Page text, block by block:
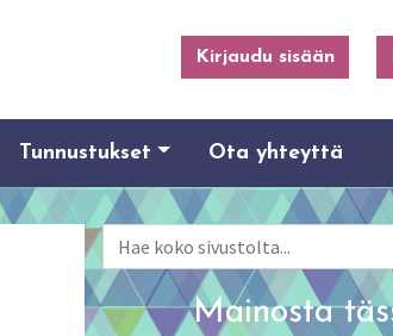
Kirjaudu sisään
Tunnustukset Ota yhteyttä
Haku
Mainosta